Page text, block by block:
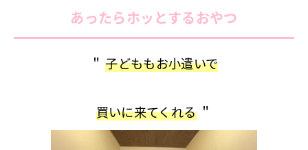
あったらホッとするおやつ
＂子どももお小遣いで
買いに来てくれる＂